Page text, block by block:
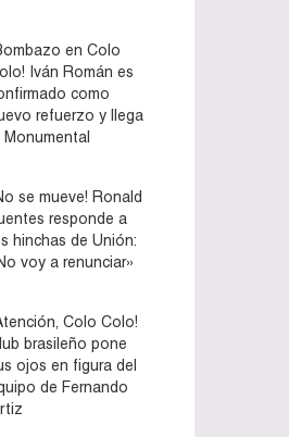
en Colo
Iván Román es
como
refuerzo y llega
Monumental
se mueve! Ronald
responde a
hinchas de Unión:
voy a renunciar»
Colo Colo!
brasileño pone
ojos en figura del
de Fernando